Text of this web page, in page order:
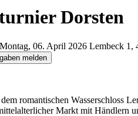
Dorsten
06. April 2026 Lembeck 1,
melden
romantischen Wasserschloss
Markt mit Händlern